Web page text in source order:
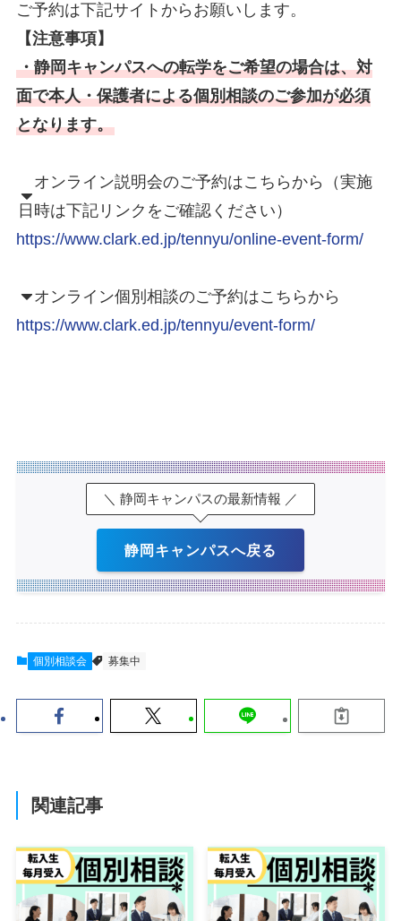
ご予約は下記サイトからお願いします。
【注意事項】
・静岡キャンパスへの転学をご希望の場合は、対
面で本人・保護者による個別相談のご参加が必須
となります。
オンライン説明会のご予約はこちらから（実施
日時は下記リンクをご確認ください）
https://www.clark.ed.jp/tennyu/online-event-form/
オンライン個別相談のご予約はこちらから
https://www.clark.ed.jp/tennyu/event-form/
＼ 静岡キャンパスの最新情報 ／
静岡キャンパスへ戻る
個別相談会 募集中
関連記事